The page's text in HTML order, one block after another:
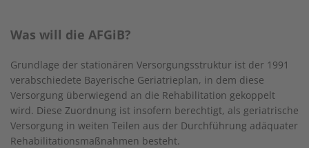
Was will die AFGiB?
Grundlage der stationären Versorgungsstruktur ist der 1991
verabschiedete Bayerische Geriatrieplan, in dem diese
Versorgung überwiegend an die Rehabilitation gekoppelt
wird. Diese Zuordnung ist insofern berechtigt, als geriatrische
Versorgung in weiten Teilen aus der Durchführung adäquater
Rehabilitationsmaßnahmen besteht.